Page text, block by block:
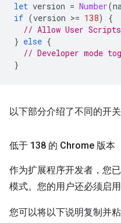
let version = Number(
if (version >= 138)
{
// Allow User
} else {
// Developer mode
}
以下部分介绍了不同的开
低于 138 的 Chrome 版本
作为扩展程序开发者，您
模式。您的用户还必须启用
您可以将以下说明复制并